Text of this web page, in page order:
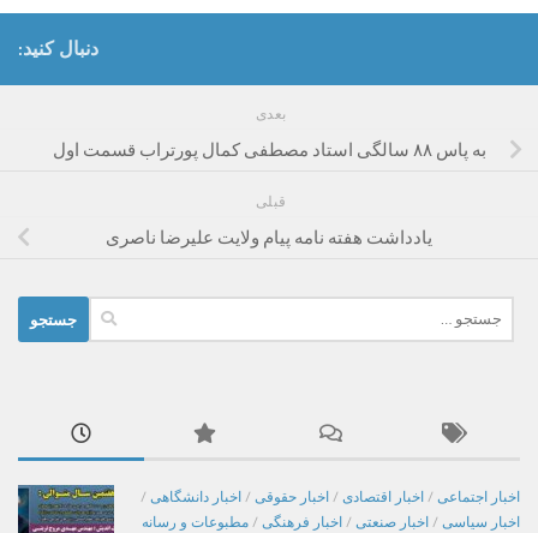
دنبال کنید:
بعدی
به پاس ۸۸ سالگی استاد مصطفی کمال پورتراب قسمت اول
قبلی
یادداشت هفته نامه پیام ولایت علیرضا ناصری
برای:
اخبار اجتماعی / اخبار اقتصادی / اخبار حقوقی / اخبار دانشگاهی /
اخبار سیاسی / اخبار صنعتی / اخبار فرهنگی / مطبوعات و رسانه